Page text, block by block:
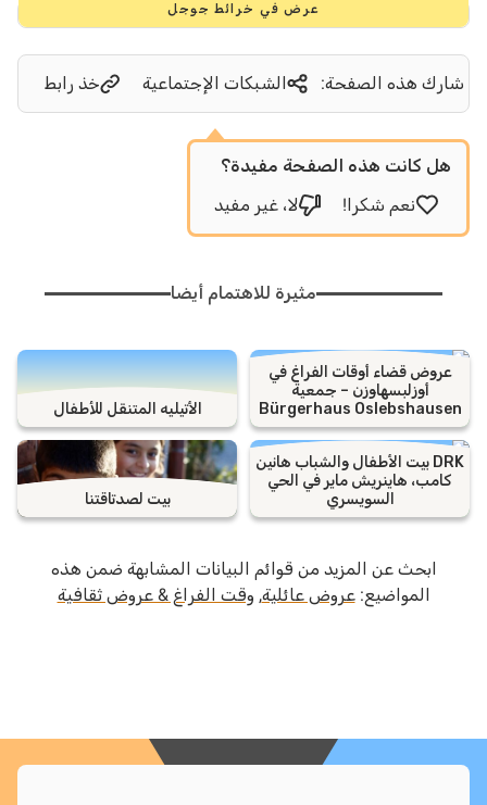
عرض في خرائط جوجل
شارك هذه الصفحة: الشبكات الإجتماعية خذ رابط
هل كانت هذه الصفحة مفيدة؟
نعم شكرا!
لا، غير مفيد
مثيرة للاهتمام أيضا
عروض قضاء أوقات الفراغ في
أوزلبسهاوزن – جمعية
Bürgerhaus Oslebshausen
الأتيليه المتنقل للأطفال
DRK بيت الأطفال والشباب هانين
كامب، هاينريش ماير في الحي
السويسري
بيت لصدتاقتنا
ابحث عن المزيد من قوائم البيانات المشابهة ضمن هذه
المواضيع:عروض عائلية, وقت الفراغ & عروض ثقافية